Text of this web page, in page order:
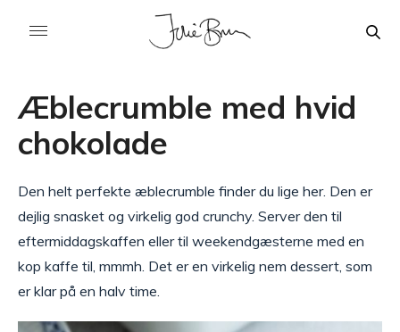
Æblecrumble med hvid
chokolade
Den helt perfekte æblecrumble finder du lige her. Den er
dejlig snasket og virkelig god crunchy. Server den til
eftermiddagskaffen eller til weekendgæsterne med en
kop kaffe til, mmmh. Det er en virkelig nem dessert, som
er klar på en halv time.